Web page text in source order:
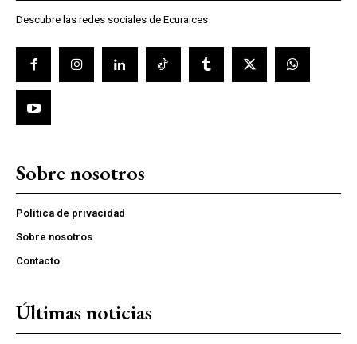
Descubre las redes sociales de Ecuraices
Sobre nosotros
Política de privacidad
Sobre nosotros
Contacto
Últimas noticias